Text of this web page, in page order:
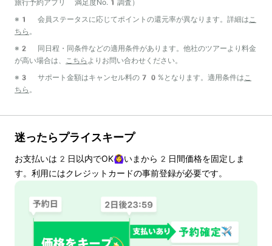
旅行予約アプリ 満足度No.1調査）
※1 会員ステータスに応じてポイントの還元率が異なります。詳細は こ
ちら 。
※2 同日程・同条件などの適用条件があります。他社のツアーより料金
が高い場合は、
こちら よりお問い合わせください。
※3 サポート金額はキャンセル料の70%となります。適用条件は こ
ちら 。
迷ったらプライスキープ
お支払いは 2 日以内でOK🙆‍♀️いまから 2 日間価格を固定しま
す。利用にはクレジットカードの事前登録が必要です。